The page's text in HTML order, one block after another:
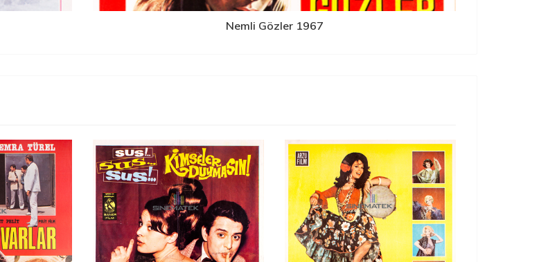
Nemli Gözler 1967